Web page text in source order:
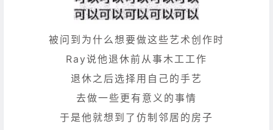
被问到为什么想要做这些艺术创作时
Ray说他退休前从事木工工作
退休之后选择用自己的手艺
去做一些更有意义的事情
于是他就想到了仿制邻居的房子